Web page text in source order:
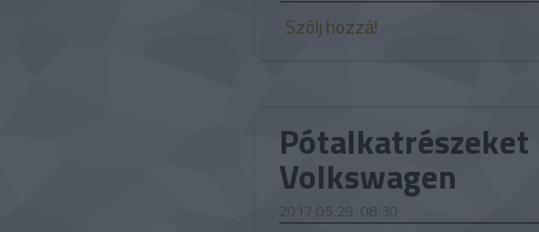
Szólj hozzá!
Volkswagen
2017.05.29. 08:30